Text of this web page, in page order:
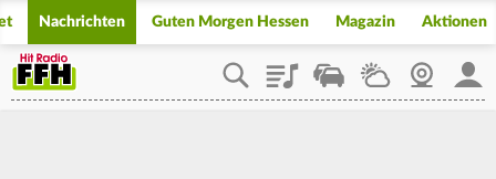
Nachrichten Guten Morgen Hessen Magazin Aktionen
PlaylistStaupilotWetterWebcam